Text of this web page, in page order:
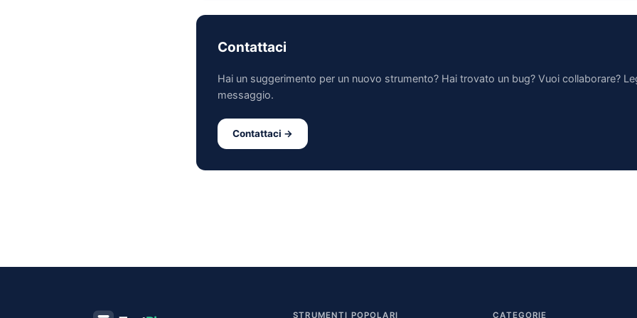
Contattaci
Hai un suggerimento per un nuovo strumento? Hai trovato un bug? Vuoi collaborare?
messaggio.
Contattaci →
STRUMENTI POPOLARI CATEGORIE